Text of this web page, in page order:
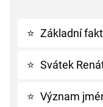
⭐ Základní
⭐ Svátek
⭐ Význam